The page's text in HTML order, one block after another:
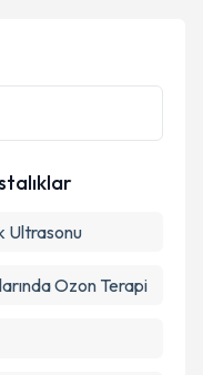
ilişkin
belirtilen
Ultrasonu
Ozon Terapi